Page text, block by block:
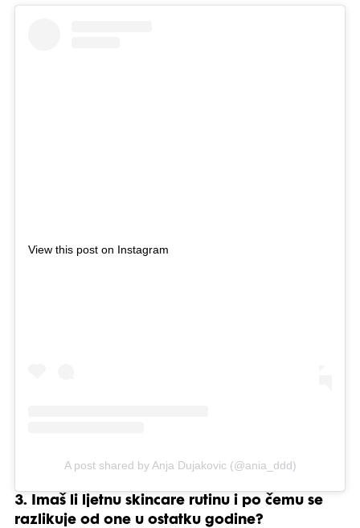
View this post on Instagram
A post shared by Anja Dujakovic (@ania_ddd)
3. Imaš li ljetnu skincare rutinu i po čemu se
razlikuje od one u ostatku godine?